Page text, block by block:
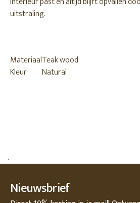
uitstraling.
MateriaalTeak wood
Kleur
Natural
.
Nieuwsbrief